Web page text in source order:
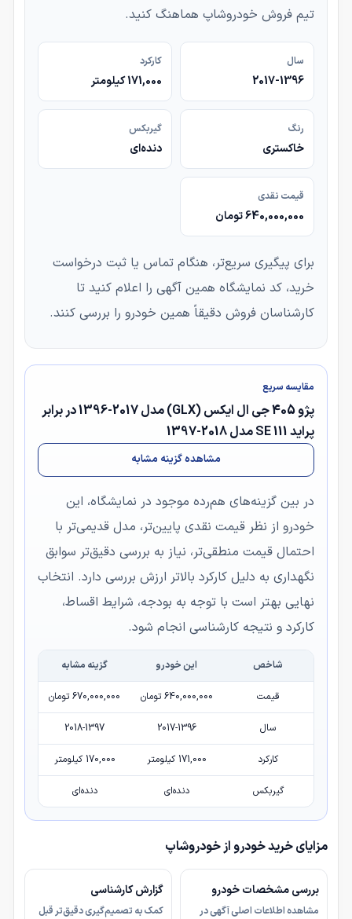
تیم فروش خودروشاپ هماهنگ کنید.
سال
2017-1396
کارکرد
171,000 کیلومتر
رنگ
خاکستری
گیربکس
دنده‌ای
قیمت نقدی
640,000,000 تومان
برای پیگیری سریع‌تر، هنگام تماس یا ثبت درخواست
خرید، کد نمایشگاه همین آگهی را اعلام کنید تا
کارشناسان فروش دقیقاً همین خودرو را بررسی کنند.
مقایسه سریع
پژو 405 جی ال ایکس (GLX) مدل 2017-1396 در برابر
پراید 111 SE مدل 2018-1397
مشاهده گزینه مشابه
در بین گزینه‌های هم‌رده موجود در نمایشگاه، این
خودرو از نظر قیمت نقدی پایین‌تر، مدل قدیمی‌تر با
احتمال قیمت منطقی‌تر، نیاز به بررسی دقیق‌تر سوابق
نگهداری به دلیل کارکرد بالاتر ارزش بررسی دارد. انتخاب
نهایی بهتر است با توجه به بودجه، شرایط اقساط،
کارکرد و نتیجه کارشناسی انجام شود.
شاخص این خودرو گزینه مشابه
قیمت 640,000,000 تومان 670,000,000 تومان
سال 2017-1396
2018-1397
کارکرد 171,000 کیلومتر 170,000 کیلومتر
گیربکس دنده‌ای دنده‌ای
مزایای خرید خودرو از خودروشاپ
بررسی مشخصات خودرو
مشاهده اطلاعات اصلی آگهی در
گزارش کارشناسی
کمک به تصمیم‌گیری دقیق‌تر قبل